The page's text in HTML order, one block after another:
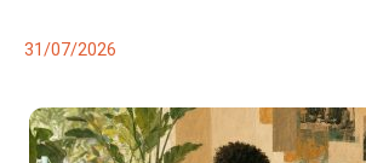
31/07/2026